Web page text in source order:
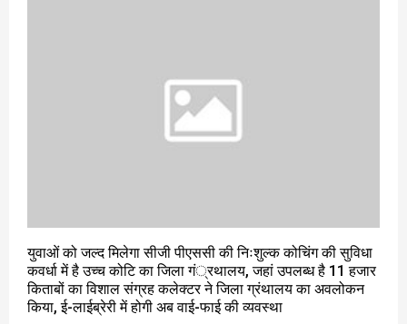
युवाओं को जल्द मिलेगा सीजी पीएससी की निःशुल्क कोचिंग की सुविधा
कवर्धा में है उच्च कोटि का जिला गं्रथालय, जहां उपलब्ध है 11 हजार
किताबों का विशाल संग्रह कलेक्टर ने जिला ग्रंथालय का अवलोकन
किया, ई-लाईब्रेरी में होगी अब वाई-फाई की व्यवस्था